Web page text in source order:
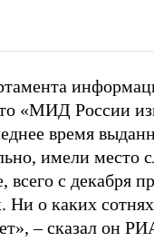
«МИД России
время
имели место
всего с декабря
Ни о каких
– сказал он